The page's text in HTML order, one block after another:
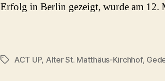
Erfolg in Berlin gezeigt, wurde am
Schlagwörter
ACT UP, Alter St. Matthäus-Kirchhof,